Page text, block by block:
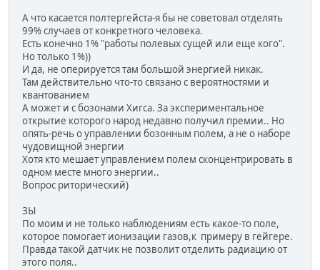
А что касается полтергейста-я бы не советовал отделять
99% случаев от конкретного человека.
Есть конечно 1% "работы полевых сущей или еще кого".
Но только 1%))
И да, не оперируется там большой энергией никак.
Там действительно что-то связано с вероятностями и
квантованием
А может и с бозонами Хигса. За экспериментальное
открытие которого народ недавно получил премии.. Но
опять-речь о управлении бозонным полем, а не о наборе
чудовищной энергии
Хотя кто мешает управлением полем сконцентрировать в
одном месте много энергии..
Вопрос риторический)
ЗЫ
По моим и не только наблюдениям есть какое-то поле,
которое помогает ионизации газов,к примеру в гейгере.
Правда такой датчик не позволит отделить радиацию от
этого поля..